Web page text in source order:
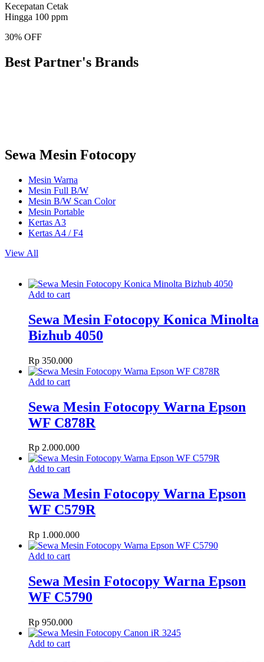
Kecepatan Cetak
Hingga 100 ppm
30% OFF
Best Partner's Brands
Sewa Mesin Fotocopy
Mesin Warna
Mesin Full B/W
Mesin B/W Scan Color
Mesin Portable
Kertas A3
Kertas A4 / F4
View All
Add to cart
Sewa Mesin Fotocopy Konica Minolta
Bizhub 4050
Rp 350.000
Add to cart
Sewa Mesin Fotocopy Warna Epson
WF C878R
Rp 2.000.000
Add to cart
Sewa Mesin Fotocopy Warna Epson
WF C579R
Rp 1.000.000
Add to cart
Sewa Mesin Fotocopy Warna Epson
WF C5790
Rp 950.000
Add to cart